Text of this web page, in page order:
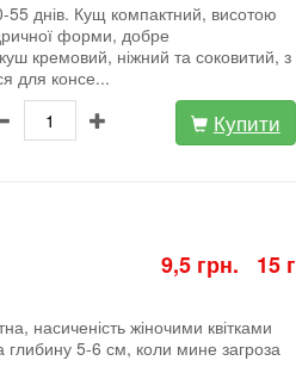
55 днів. Кущ компактний, висотою
форми, добре
кремовий, ніжний та соковитий, з
для консе...
Купити
9,5 грн. 15 г
насиченість жіночими квітками
5-6 см, коли мине загроза